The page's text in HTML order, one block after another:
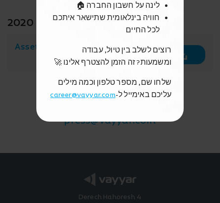
2020 Media Kit
Assets
Press Contact
press@vayyar.com
Derech Hahoresh 4
לינה על חשבון החברה 🏠
חוויה בינלאומית שתישאר איתכם
לכל החיים
רוצים לשלב בין טיול, עבודה
ומשמעות? זה הזמן להצטרף אלינו 🚀
שלחו שם, מספר טלפון וכמה מילים
עליכם באימייל ל-career@vayyar.com